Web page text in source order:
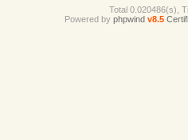
Total 0.020486(s),
Powered by phpwind v8.5